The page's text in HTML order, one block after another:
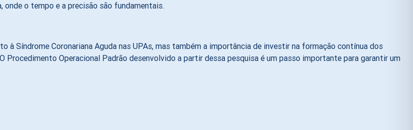
o tempo e a precisão são fundamentais.
à Síndrome Coronariana Aguda nas UPAs, mas também a importância de investir na formação contínua dos
Operacional Padrão desenvolvido a partir dessa pesquisa é um passo importante para garantir um